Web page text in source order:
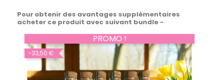
Pour obtenir des avantages supplémentaires
acheter ce produit avec suivant bundle -
PROMO !
-33,50 €